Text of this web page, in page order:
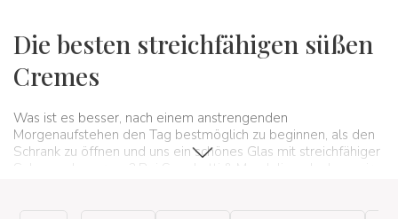
Die besten streichfähigen süßen
Cremes
Was ist es besser, nach einem anstrengenden
Morgenaufstehen den Tag bestmöglich zu beginnen, als den
Schrank zu öffnen und uns ein schönes Glas mit streichfähiger
Sahne zu besorgen? Bei Spaghetti & Mandolino glauben wir,